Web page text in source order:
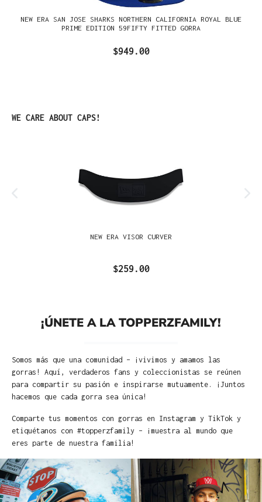
NEW ERA SAN JOSE SHARKS NORTHERN CALIFORNIA ROYAL BLUE
PRIME EDITION 59FIFTY FITTED GORRA
$949.00
Omitir la galería de productos
WE CARE ABOUT CAPS!
NEW ERA VISOR CURVER
$259.00
¡ÚNETE A LA TOPPERZFAMILY!
Somos más que una comunidad – ¡vivimos y amamos las
gorras! Aquí, verdaderos fans y coleccionistas se reúnen
para compartir su pasión e inspirarse mutuamente. ¡Juntos
hacemos que cada gorra sea única!
Comparte tus momentos con gorras en Instagram y TikTok y
etiquétanos con #topperzfamily – ¡muestra al mundo que
eres parte de nuestra familia!